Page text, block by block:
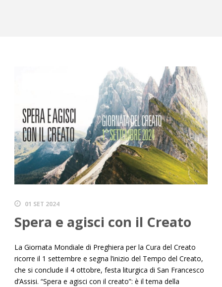
01 SET 2024
Spera e agisci con il Creato
La Giornata Mondiale di Preghiera per la Cura del Creato
ricorre il 1 settembre e segna l’inizio del Tempo del Creato,
che si conclude il 4 ottobre, festa liturgica di San Francesco
d’Assisi. “Spera e agisci con il creato”: è il tema della